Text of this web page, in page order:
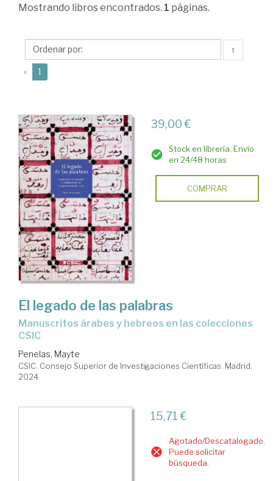
Penelas,
Mostrando libros encontrados. 1 páginas.
↑
« 1
39,00 €
Stock en librería. Envío
en 24/48 horas
COMPRAR
El legado de las palabras
manuscritos árabes y hebreos en las colecciones
CSIC
Penelas, Mayte
CSIC. Consejo Superior de Investigaciones Científicas. Madrid,
2024
15,71 €
Agotado/Descatalogado.
Puede solicitar
búsqueda.